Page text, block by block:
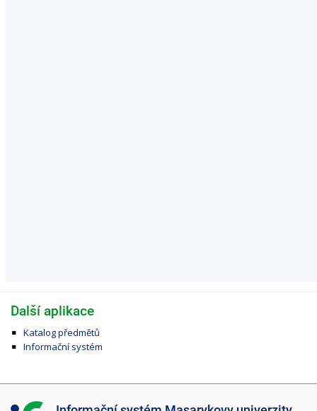
Další aplikace
Katalog předmětů
Informační systém